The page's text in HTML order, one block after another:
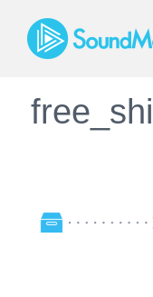
Skip